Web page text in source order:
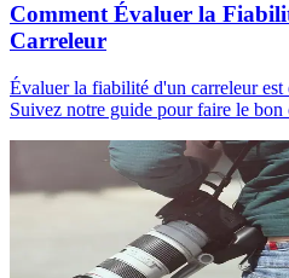
Comment Évaluer la
Carreleur
Évaluer la fiabilité d'un carreleur est
Suivez notre guide pour faire le bon